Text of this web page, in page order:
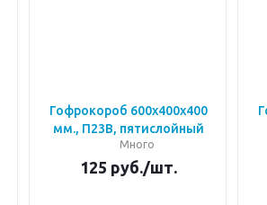
Гофрокороб 600х400х400
мм., П23В, пятислойный
Много
125 руб./шт.